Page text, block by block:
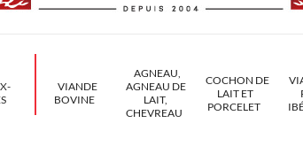
VIANDE
BOVINE
AGNEAU,
AGNEAU DE
LAIT,
CHEVREAU
COCHON DE
LAIT ET
PORCELET